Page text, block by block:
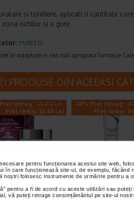
pentru funcționarea acestui site web,
în care funcționează site-ul, de exemplu,
noștri folosesc instrumente de urmărire pentru a
pentru a fi de acord cu aceste utilizări sau
vă puteți retrage consimțământul pe site-ul
si tonifiere, aplicati o cantitate
zona ochilor si a gurii.
PURITO
te asteptam in cea mai apropiata farmacie
PRODUSE DIN ACEEASI
întreg: 55.80 Lei
Preț redus: 33.48 Lei
antirid SPF 10
hidratanta,
H3…
-14% Preț întreg:
Preț redus:
Ducray Kelual
crema 40ml